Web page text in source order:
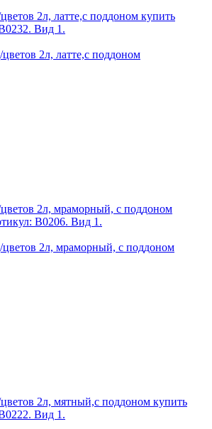
2л, латте,с поддоном
2л, мраморный, с поддоном